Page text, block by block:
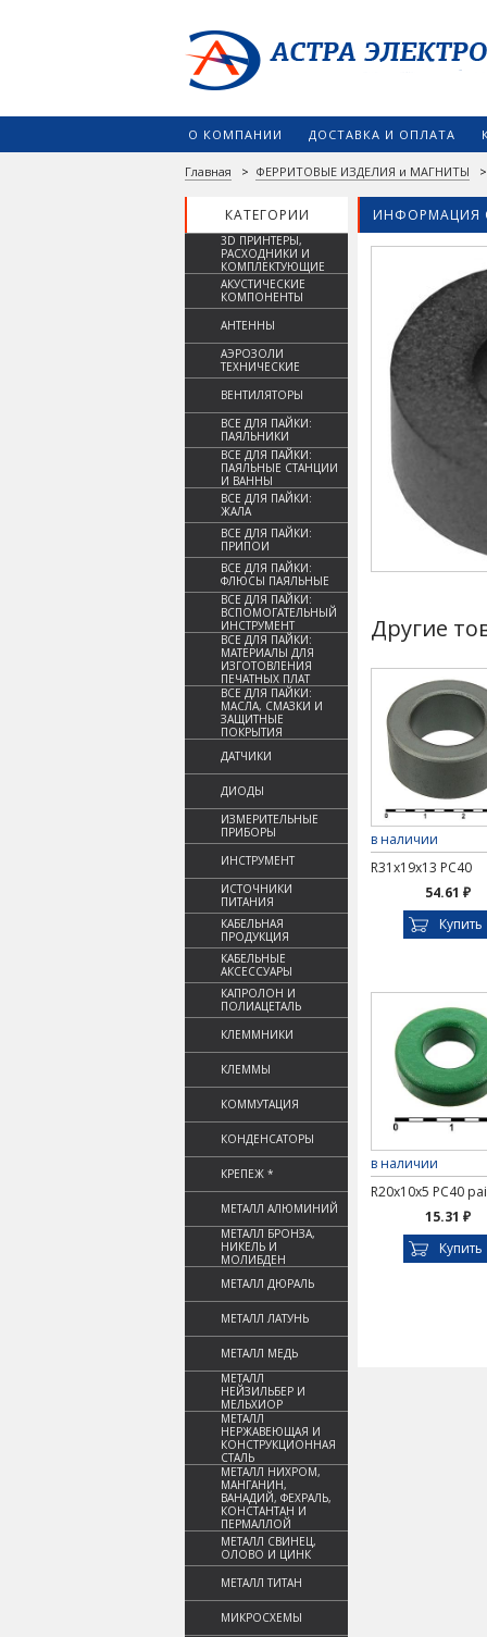
О КОМПАНИИ ДОСТАВКА И ОПЛАТА
Главная > ФЕРРИТОВЫЕ ИЗДЕЛИЯ и МАГНИТЫ
КАТЕГОРИИ ИНФОРМАЦИЯ
3D ПРИНТЕРЫ,
РАСХОДНИКИ И
КОМПЛЕКТУЮЩИЕ
АКУСТИЧЕСКИЕ
КОМПОНЕНТЫ
АНТЕННЫ
АЭРОЗОЛИ
ТЕХНИЧЕСКИЕ
ВЕНТИЛЯТОРЫ
ВСЕ ДЛЯ ПАЙКИ:
ПАЯЛЬНИКИ
ВСЕ ДЛЯ ПАЙКИ:
ПАЯЛЬНЫЕ СТАНЦИИ
И ВАННЫ
ВСЕ ДЛЯ ПАЙКИ:
ЖАЛА
ВСЕ ДЛЯ ПАЙКИ:
ПРИПОИ
ВСЕ ДЛЯ ПАЙКИ:
ФЛЮСЫ ПАЯЛЬНЫЕ
ВСЕ ДЛЯ ПАЙКИ:
ВСПОМОГАТЕЛЬНЫЙ
ИНСТРУМЕНТ
ВСЕ ДЛЯ ПАЙКИ:
МАТЕРИАЛЫ ДЛЯ
ИЗГОТОВЛЕНИЯ
ПЕЧАТНЫХ ПЛАТ
ВСЕ ДЛЯ ПАЙКИ:
МАСЛА, СМАЗКИ И
ЗАЩИТНЫЕ
ПОКРЫТИЯ
ДАТЧИКИ
ДИОДЫ
ИЗМЕРИТЕЛЬНЫЕ
ПРИБОРЫ
ИНСТРУМЕНТ
ИСТОЧНИКИ
ПИТАНИЯ
КАБЕЛЬНАЯ
ПРОДУКЦИЯ
КАБЕЛЬНЫЕ
АКСЕССУАРЫ
КАПРОЛОН И
ПОЛИАЦЕТАЛЬ
КЛЕММНИКИ
КЛЕММЫ
КОММУТАЦИЯ
КОНДЕНСАТОРЫ
КРЕПЕЖ *
МЕТАЛЛ АЛЮМИНИЙ
МЕТАЛЛ БРОНЗА,
НИКЕЛЬ И
МОЛИБДЕН
МЕТАЛЛ ДЮРАЛЬ
МЕТАЛЛ ЛАТУНЬ
МЕТАЛЛ МЕДЬ
МЕТАЛЛ
НЕЙЗИЛЬБЕР И
МЕЛЬХИОР
МЕТАЛЛ
НЕРЖАВЕЮЩАЯ И
КОНСТРУКЦИОННАЯ
СТАЛЬ
МЕТАЛЛ НИХРОМ,
МАНГАНИН,
ВАНАДИЙ, ФЕХРАЛЬ,
КОНСТАНТАН И
ПЕРМАЛЛОЙ
МЕТАЛЛ СВИНЕЦ,
ОЛОВО И ЦИНК
МЕТАЛЛ ТИТАН
МИКРОСХЕМЫ
Другие
в наличии
R31x19x13 PC40
54.61 ₽
Купить
в наличии
R20х10х5 PC40
15.31 ₽
Купить